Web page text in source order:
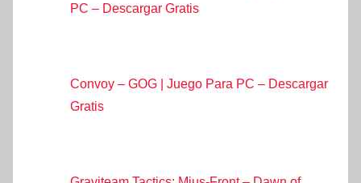
PC – Descargar Gratis
Convoy – GOG | Juego Para PC – Descargar
Gratis